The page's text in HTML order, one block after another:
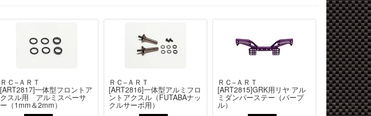
ＲＣ−ＡＲＴ
[ART2817]一体型フロントア
クスル用 アルミスペーサ
ー（1mm＆2mm）
ＲＣ−ＡＲＴ
[ART2816]一体型アルミフロ
ントアクスル（FUTABAナッ
クルサーボ用）
ＲＣ−ＡＲＴ
[ART2815]GRK用リヤ アル
ミダンパーステー（パープ
ル）